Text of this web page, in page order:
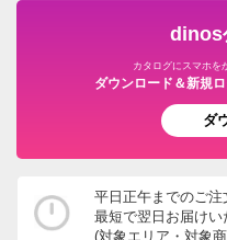
dinos
カタログにスマホを
ダウンロード＆新規
ダ
平日正午までのご注
最短で翌日お届けい
(対象エリア・対象